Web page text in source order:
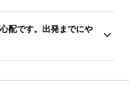
配です。出発までにや